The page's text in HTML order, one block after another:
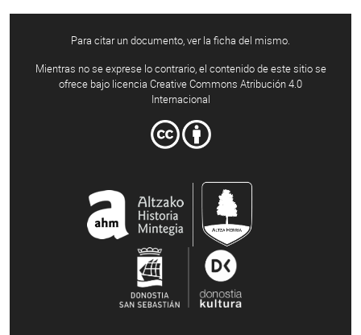
Para citar un documento, ver la ficha del mismo.
Mientras no se exprese lo contrario, el contenido de este sitio se
ofrece bajo licencia Creative Commons Atribución 4.0
Internacional